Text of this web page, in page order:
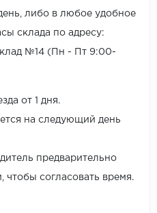
либо в любое удобное
склада по адресу:
№14 (Пн - Пт 9:00-
от 1 дня.
на следующий день
предварительно
чтобы согласовать время.